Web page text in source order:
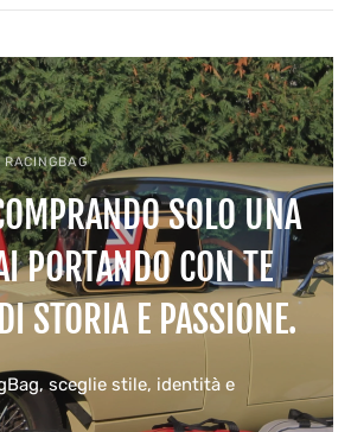
SOLO UNA
PORTANDO CON TE
STORIA E PASSIONE.
sceglie stile, identità e